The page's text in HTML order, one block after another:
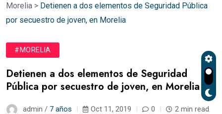
Morelia > Detienen a dos elementos de Seguridad Pública
por secuestro de joven, en Morelia
#MORELIA
Detienen a dos elementos de Seguridad
Pública por secuestro de joven, en Morelia
admin / 7 años Oct 11, 2019 0 2 min read